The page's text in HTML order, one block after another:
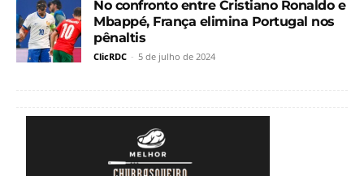
No confronto entre Cristiano Ronaldo e
Mbappé, França elimina Portugal nos
pênaltis
ClicRDC - 5 de julho de 2024